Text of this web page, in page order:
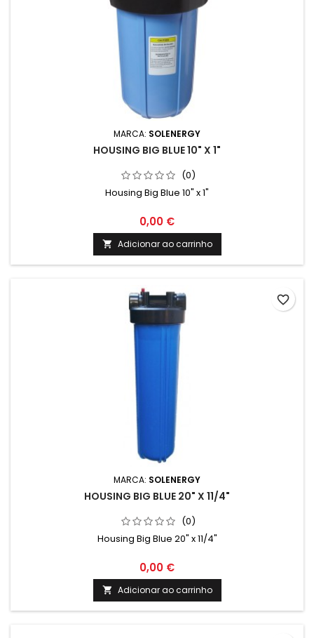
MARCA: SOLENERGY
HOUSING BIG BLUE 10" X 1"
(0)
Housing Big Blue 10" x 1"
0,00 €
 Adicionar ao carrinho
MARCA: SOLENERGY
HOUSING BIG BLUE 20" X 11/4"
(0)
Housing Big Blue 20" x 11/4"
0,00 €
 Adicionar ao carrinho
favorite_border